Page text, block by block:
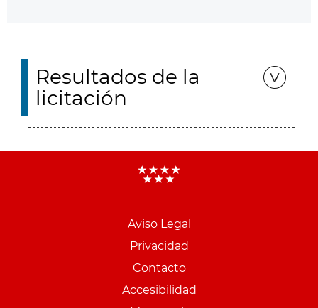
Resultados de la
licitación
Aviso Legal
Privacidad
Contacto
Accesibilidad